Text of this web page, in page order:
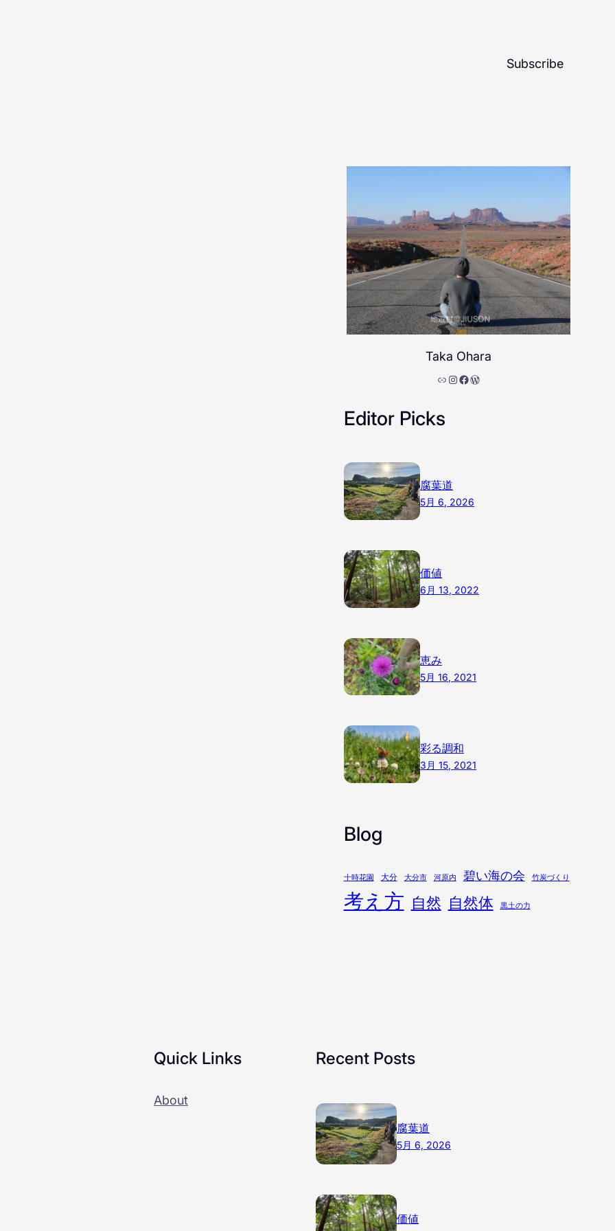
Subscribe
Taka Ohara
リンク Instagram Facebook WordPress
Editor Picks
腐葉道
5月 6, 2026
価値
6月 13, 2022
恵み
5月 16, 2021
彩る調和
3月 15, 2021
Blog
十時花園 大分 大分市 河原内 碧い海の会 竹炭づくり
考え方 自然 自然体 黒土の力
Quick Links
About
Recent Posts
腐葉道
5月 6, 2026
価値